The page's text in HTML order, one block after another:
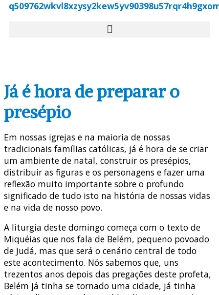
Já é hora de preparar o
presépio
Em nossas igrejas e na maioria de nossas
tradicionais famílias católicas, já é hora de se criar
um ambiente de natal, construir os presépios,
distribuir as figuras e os personagens e fazer uma
reflexão muito importante sobre o profundo
significado de tudo isto na história de nossas vidas
e na vida de nosso povo.
A liturgia deste domingo começa com o texto de
Miquéias que nos fala de Belém, pequeno povoado
de Judá, mas que será o cenário central de todo
este acontecimento. Nós sabemos que, uns
trezentos anos depois das pregações deste profeta,
Belém já tinha se tornado uma cidade, já tinha